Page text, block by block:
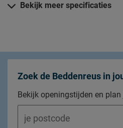
Dessin
Materiaal
Materiaal
Onderhoud
Wasinstructies
Bekijk meer specificaties
Zoek de Beddenreus in
Bekijk openingstijden en plan